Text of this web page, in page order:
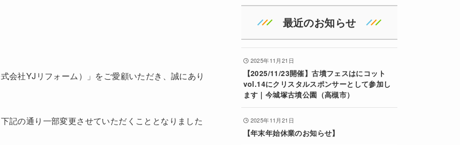
会社YJリフォーム）」をご愛顧いただき、誠にあり
記の通り一部変更させていただくこととなりました
最近のお知らせ
2025年11月21日
【2025/11/23開催】古墳フェスはにコット
vol.14にクリスタルスポンサーとして参加し
ます｜今城塚古墳公園（高槻市）
2025年11月21日
【年末年始休業のお知らせ】